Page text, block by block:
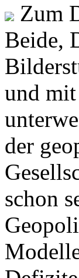
Zum
Beide,
und mit
der
schon